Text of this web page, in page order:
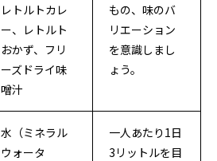
レトルトカレ
ー、レトルト
おかず、フリ
ーズドライ味
噌汁
もの、味のバ
リエーション
を意識しまし
ょう。
水（ミネラル
ウォータ
一人あたり1日
3リットルを目